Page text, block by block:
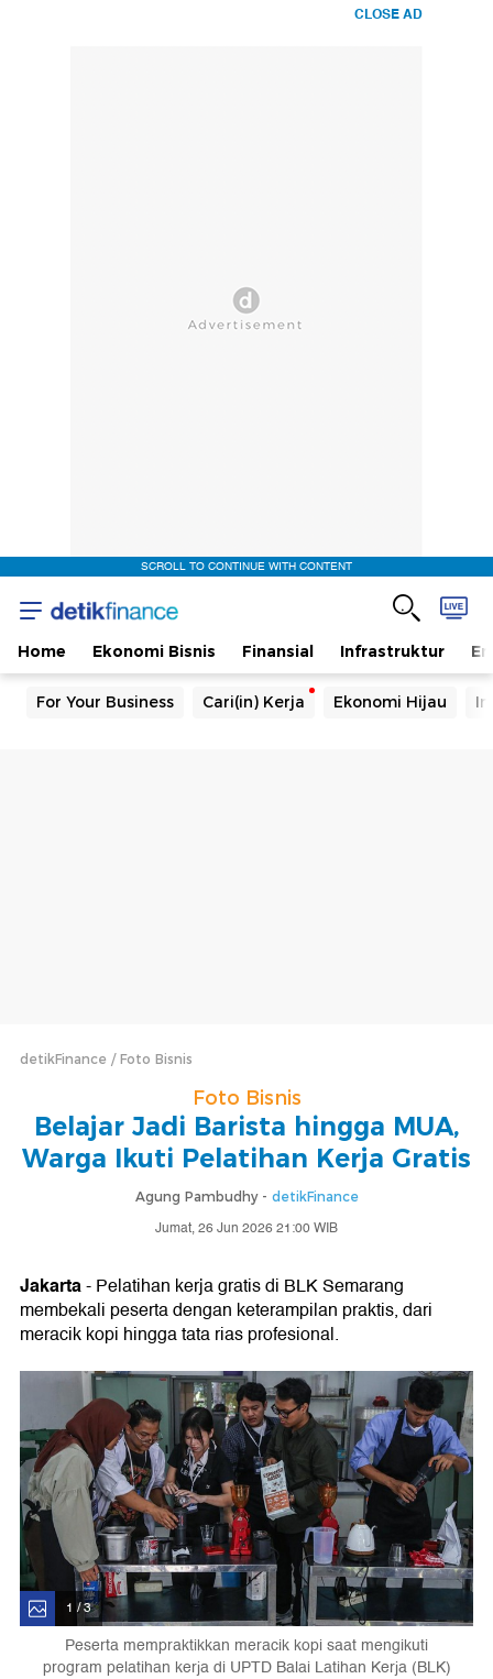
CLOSE AD
SCROLL TO CONTINUE WITH CONTENT
Home Ekonomi Bisnis Finansial Infrastruktur
For Your Business Cari(in) Kerja Ekonomi Hijau
detikFinance Foto Bisnis
Foto Bisnis
Belajar Jadi Barista hingga MUA,
Warga Ikuti Pelatihan Kerja Gratis
Agung Pambudhy - detikFinance
Jumat, 26 Jun 2026 21:00 WIB
Jakarta- Pelatihan kerja gratis di BLK Semarang
membekali peserta dengan keterampilan praktis, dari
meracik kopi hingga tata rias profesional.
1 / 3
Peserta mempraktikkan meracik kopi saat mengikuti
program pelatihan kerja di UPTD Balai Latihan Kerja (BLK)